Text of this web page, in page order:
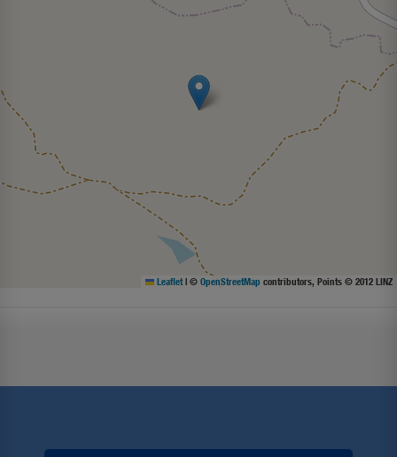
Leaflet | © OpenStreetMap contributors, Points © 2012 LINZ